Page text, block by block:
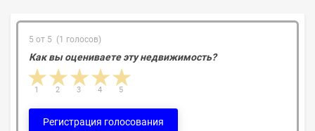
5 от 5 (1 голосов)
Как вы оцениваете эту недвижимость?
4 stars
3 stars
2 stars
1 star 5
4
3
2
1
Регистрация голосования